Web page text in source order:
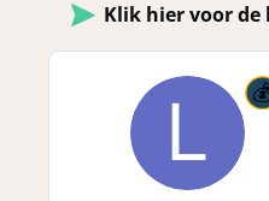
Klik hier voor de